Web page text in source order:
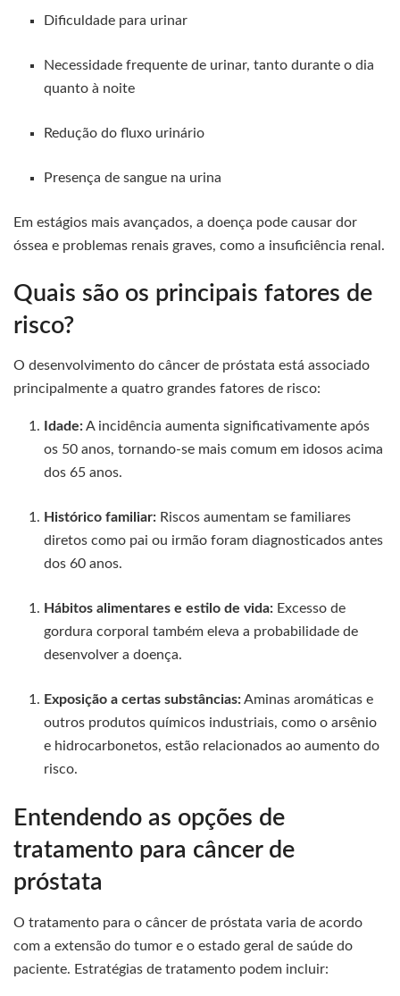
Dificuldade para urinar
Necessidade frequente de urinar, tanto durante o dia
quanto à noite
Redução do fluxo urinário
Presença de sangue na urina
Em estágios mais avançados, a doença pode causar dor
óssea e problemas renais graves, como a insuficiência renal.
Quais são os principais fatores de
risco?
O desenvolvimento do câncer de próstata está associado
principalmente a quatro grandes fatores de risco:
Idade:A incidência aumenta significativamente após
os 50 anos, tornando-se mais comum em idosos acima
dos 65 anos.
Histórico familiar: Riscos aumentam se familiares
diretos como pai ou irmão foram diagnosticados antes
dos 60 anos.
Hábitos alimentares e estilo de vida: Excesso de
gordura corporal também eleva a probabilidade de
desenvolver a doença.
Exposição a certas substâncias:Aminas aromáticas e
outros produtos químicos industriais, como o arsênio
e hidrocarbonetos, estão relacionados ao aumento do
risco.
Entendendo as opções de
tratamento para câncer de
próstata
O tratamento para o câncer de próstata varia de acordo
com a extensão do tumor e o estado geral de saúde do
paciente. Estratégias de tratamento podem incluir: